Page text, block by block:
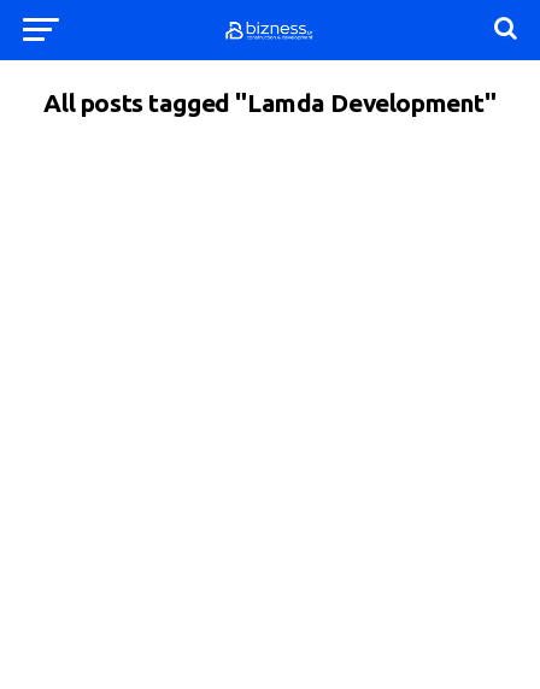
All posts tagged "Lamda Development"